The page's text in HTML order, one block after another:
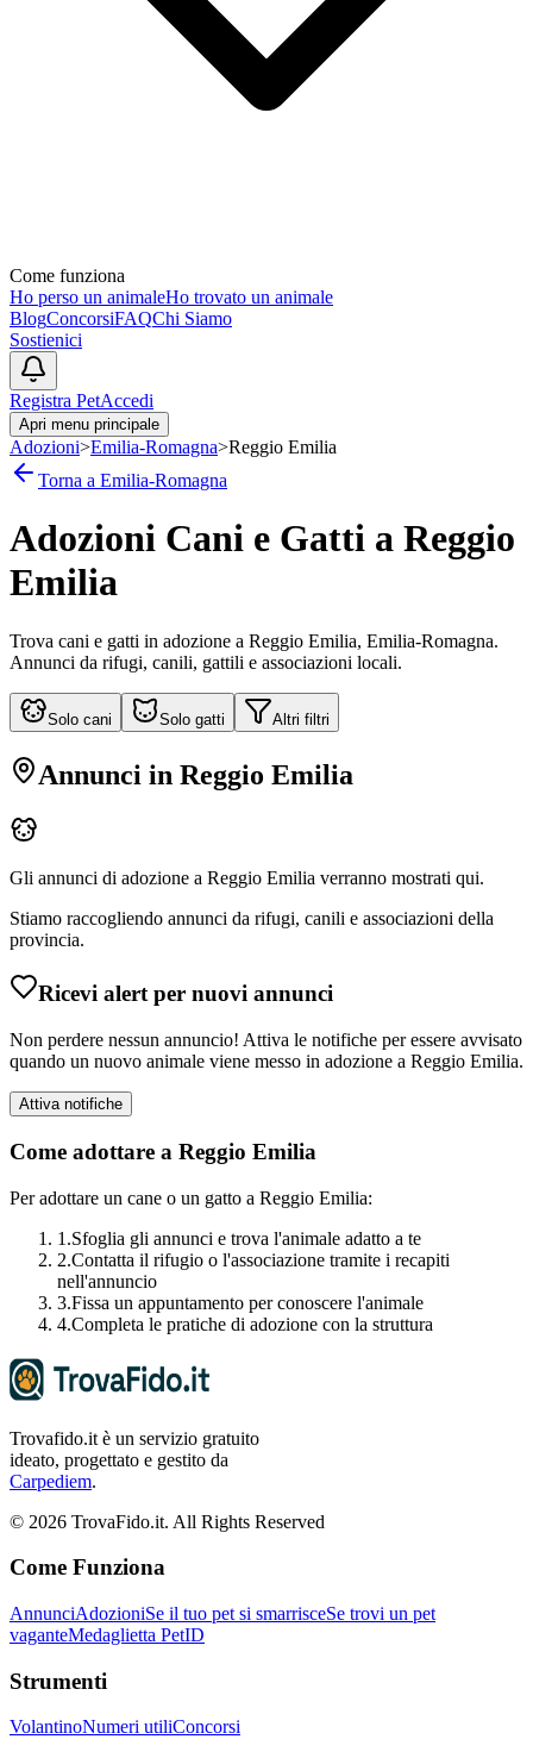
Come funziona
Ho perso un animaleHo trovato un animale
BlogConcorsiFAQChi Siamo
Sostienici
Registra PetAccedi
Apri menu principale
Adozioni>Emilia-Romagna>Reggio Emilia
Torna a Emilia-Romagna
Adozioni Cani e Gatti a Reggio
Emilia
Trova cani e gatti in adozione a Reggio Emilia, Emilia-Romagna.
Annunci da rifugi, canili, gattili e associazioni locali.
Solo cani Solo gatti Altri filtri
Annunci in Reggio Emilia
Gli annunci di adozione a Reggio Emilia verranno mostrati qui.
Stiamo raccogliendo annunci da rifugi, canili e associazioni della
provincia.
Ricevi alert per nuovi annunci
Non perdere nessun annuncio! Attiva le notifiche per essere avvisato
quando un nuovo animale viene messo in adozione a Reggio Emilia.
Attiva notifiche
Come adottare a Reggio Emilia
Per adottare un cane o un gatto a Reggio Emilia:
1.Sfoglia gli annunci e trova l'animale adatto a te
2.Contatta il rifugio o l'associazione tramite i recapiti
nell'annuncio
3.Fissa un appuntamento per conoscere l'animale
4.Completa le pratiche di adozione con la struttura
Trovafido.it è un servizio gratuito
ideato, progettato e gestito da
Carpediem.
© 2026 TrovaFido.it. All Rights Reserved
Come Funziona
AnnunciAdozioniSe il tuo pet si smarrisceSe trovi un pet
vaganteMedaglietta PetID
Strumenti
VolantinoNumeri utiliConcorsi